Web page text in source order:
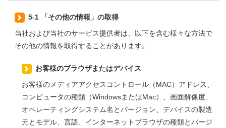
5-1 「その他の情報」の取得
当社および当社のサービス提供者は、以下を含む様々な方法で
その他の情報を取得することがあります。
お客様のブラウザまたはデバイス
お客様のメディアアクセスコントロール（MAC）アドレス、
コンピュータの種類（WindowsまたはMac）、画面解像度、
オペレーティングシステム名とバージョン、デバイスの製造
元とモデル、言語、インターネットブラウザの種類とバージ